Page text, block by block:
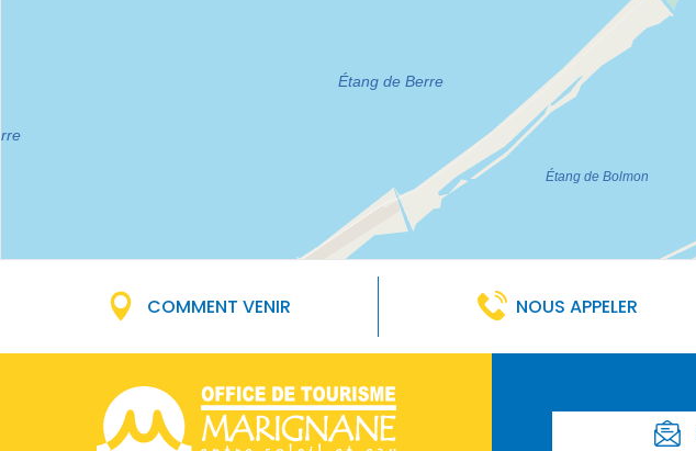
COMMENT VENIR NOUS APPELER